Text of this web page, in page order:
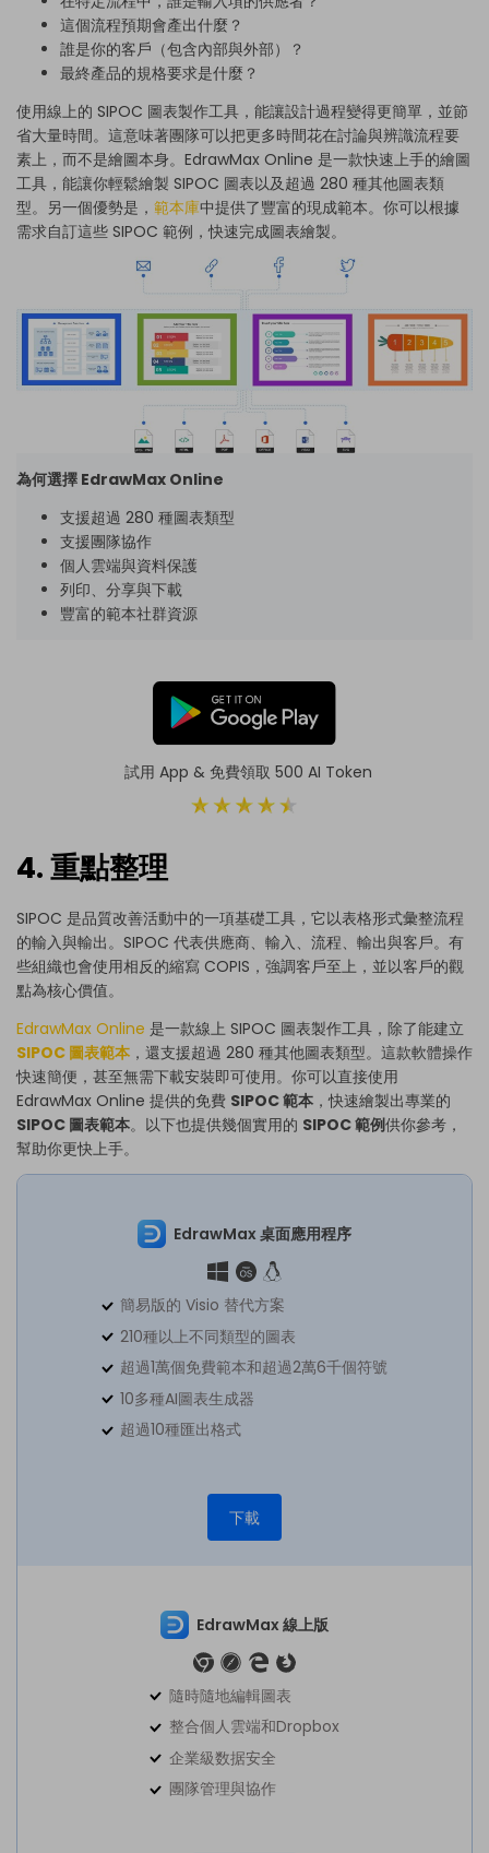
這個流程預期會產出什麼？
誰是你的客戶（包含內部與外部）？
最終產品的規格要求是什麼？
使用線上的 SIPOC 圖表製作工具，能讓設計過程變得更簡單，並節
省大量時間。這意味著團隊可以把更多時間花在討論與辨識流程要
素上，而不是繪圖本身。EdrawMax Online 是一款快速上手的繪圖
工具，能讓你輕鬆繪製 SIPOC 圖表以及超過 280 種其他圖表類
型。另一個優勢是， 範本庫中提供了豐富的現成範本。你可以根據
需求自訂這些 SIPOC 範例，快速完成圖表繪製。
為何選擇 EdrawMax Online
支援超過 280 種圖表類型
支援團隊協作
個人雲端與資料保護
列印、分享與下載
豐富的範本社群資源
試用 App & 免費領取 500 AI Token
4. 重點整理
SIPOC 是品質改善活動中的一項基礎工具，它以表格形式彙整流程
的輸入與輸出。SIPOC 代表供應商、輸入、流程、輸出與客戶。有
些組織也會使用相反的縮寫 COPIS，強調客戶至上，並以客戶的觀
點為核心價值。
EdrawMax Online 是一款線上 SIPOC 圖表製作工具，除了能建立
SIPOC 圖表範本 ，還支援超過 280 種其他圖表類型。這款軟體操作
快速簡便，甚至無需下載安裝即可使用。你可以直接使用
EdrawMax Online 提供的免費 SIPOC 範本 ，快速繪製出專業的
SIPOC 圖表範本。以下也提供幾個實用的 SIPOC 範例供你參考，
幫助你更快上手。
EdrawMax 桌面應用程序
簡易版的 Visio 替代方案
210種以上不同類型的圖表
超過1萬個免費範本和超過2萬6千個符號
10多種AI圖表生成器
超過10種匯出格式
下載
EdrawMax 線上版
隨時隨地編輯圖表
整合個人雲端和Dropbox
企業級数据安全
團隊管理與協作